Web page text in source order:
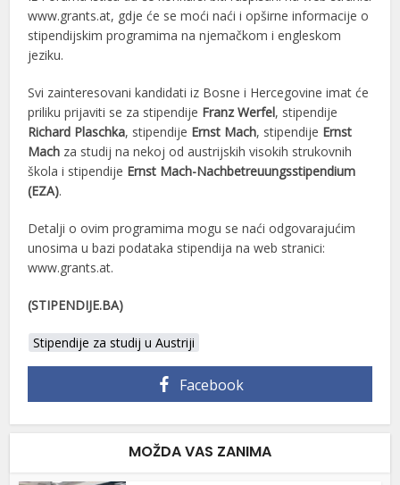
www.grants.at, gdje će se moći naći i opširne informacije o
stipendijskim programima na njemačkom i engleskom
jeziku.
Svi zainteresovani kandidati iz Bosne i Hercegovine imat će
priliku prijaviti se za stipendije Franz Werfel, stipendije
Richard Plaschka, stipendije Ernst Mach, stipendije Ernst
Mach za studij na nekoj od austrijskih visokih strukovnih
škola i stipendije Ernst Mach-Nachbetreuungsstipendium
(EZA).
Detalji o ovim programima mogu se naći odgovarajućim
unosima u bazi podataka stipendija na web stranici:
www.grants.at.
(STIPENDIJE.BA)
Stipendije za studij u Austriji
Facebook
MOŽDA VAS ZANIMA